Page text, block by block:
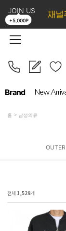
JOIN US
+5,000P
Brand New
홈 남성의류
OUTER
전체 1,529개